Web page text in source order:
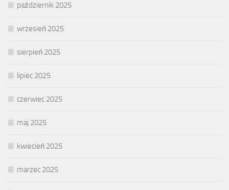
październik 2025
wrzesień 2025
sierpień 2025
lipiec 2025
czerwiec 2025
maj 2025
kwiecień 2025
marzec 2025